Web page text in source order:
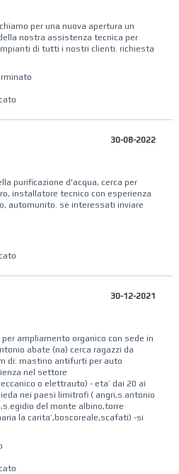
per una nuova apertura un
nostra assistenza tecnica per
di tutti i nostri clienti. richiesta
30-08-2022
purificazione d'acqua, cerca per
installatore tecnico con esperienza
automunito. se interessati inviare
30-12-2021
ampliamento organico con sede in
abate (na) cerca ragazzi da
di: mastino antifurti per auto
nel settore
o elettrauto) - eta’ dai 20 ai
nei paesi limitrofi ( angri,s.antonio
del monte albino,torre
la carita’,boscoreale,scafati) -si